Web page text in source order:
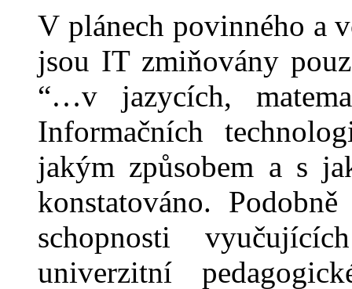
V plánech povinného a
jsou IT zmiňovány
“…v jazycích,
Informačních technolo
jakým způsobem a s
konstatováno. Pod
schopnosti
univerzitní